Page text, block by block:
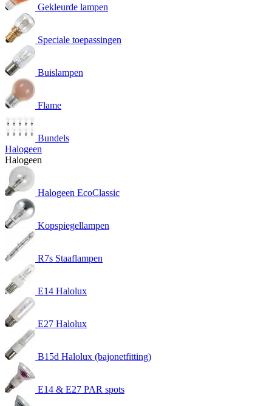
Gekleurde lampen
Speciale toepassingen
Buislampen
Flame
Bundels
Halogeen
Halogeen
Halogeen EcoClassic
Kopspiegellampen
R7s Staaflampen
E14 Halolux
E27 Halolux
B15d Halolux (bajonetfitting)
E14 & E27 PAR spots